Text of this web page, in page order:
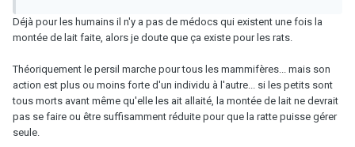
Déjà pour les humains il n'y a pas de médocs qui existent une fois la
montée de lait faite, alors je doute que ça existe pour les rats.
Théoriquement le persil marche pour tous les mammifères... mais son
action est plus ou moins forte d'un individu à l'autre... si les petits sont
tous morts avant même qu'elle les ait allaité, la montée de lait ne devrait
pas se faire ou être suffisamment réduite pour que la ratte puisse gérer
seule.